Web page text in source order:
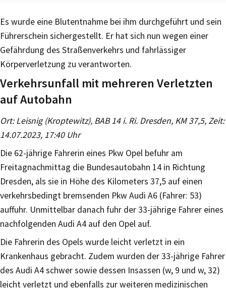
Es wurde eine Blutentnahme bei ihm durchgeführt und sein
Führerschein sichergestellt. Er hat sich nun wegen einer
Gefährdung des Straßenverkehrs und fahrlässiger
Körperverletzung zu verantworten.
Verkehrsunfall mit mehreren Verletzten
auf Autobahn
Ort: Leisnig (Kroptewitz), BAB 14 i. Ri. Dresden, KM 37,5, Zeit:
14.07.2023, 17:40 Uhr
Die 62-jährige Fahrerin eines Pkw Opel befuhr am
Freitagnachmittag die Bundesautobahn 14 in Richtung
Dresden, als sie in Höhe des Kilometers 37,5 auf einen
verkehrsbedingt bremsenden Pkw Audi A6 (Fahrer: 53)
auffuhr. Unmittelbar danach fuhr der 33-jährige Fahrer eines
nachfolgenden Audi A4 auf den Opel auf.
Die Fahrerin des Opels wurde leicht verletzt in ein
Krankenhaus gebracht. Zudem wurden der 33-jährige Fahrer
des Audi A4 schwer sowie dessen Insassen (w, 9 und w, 32)
leicht verletzt und ebenfalls zur weiteren medizinischen